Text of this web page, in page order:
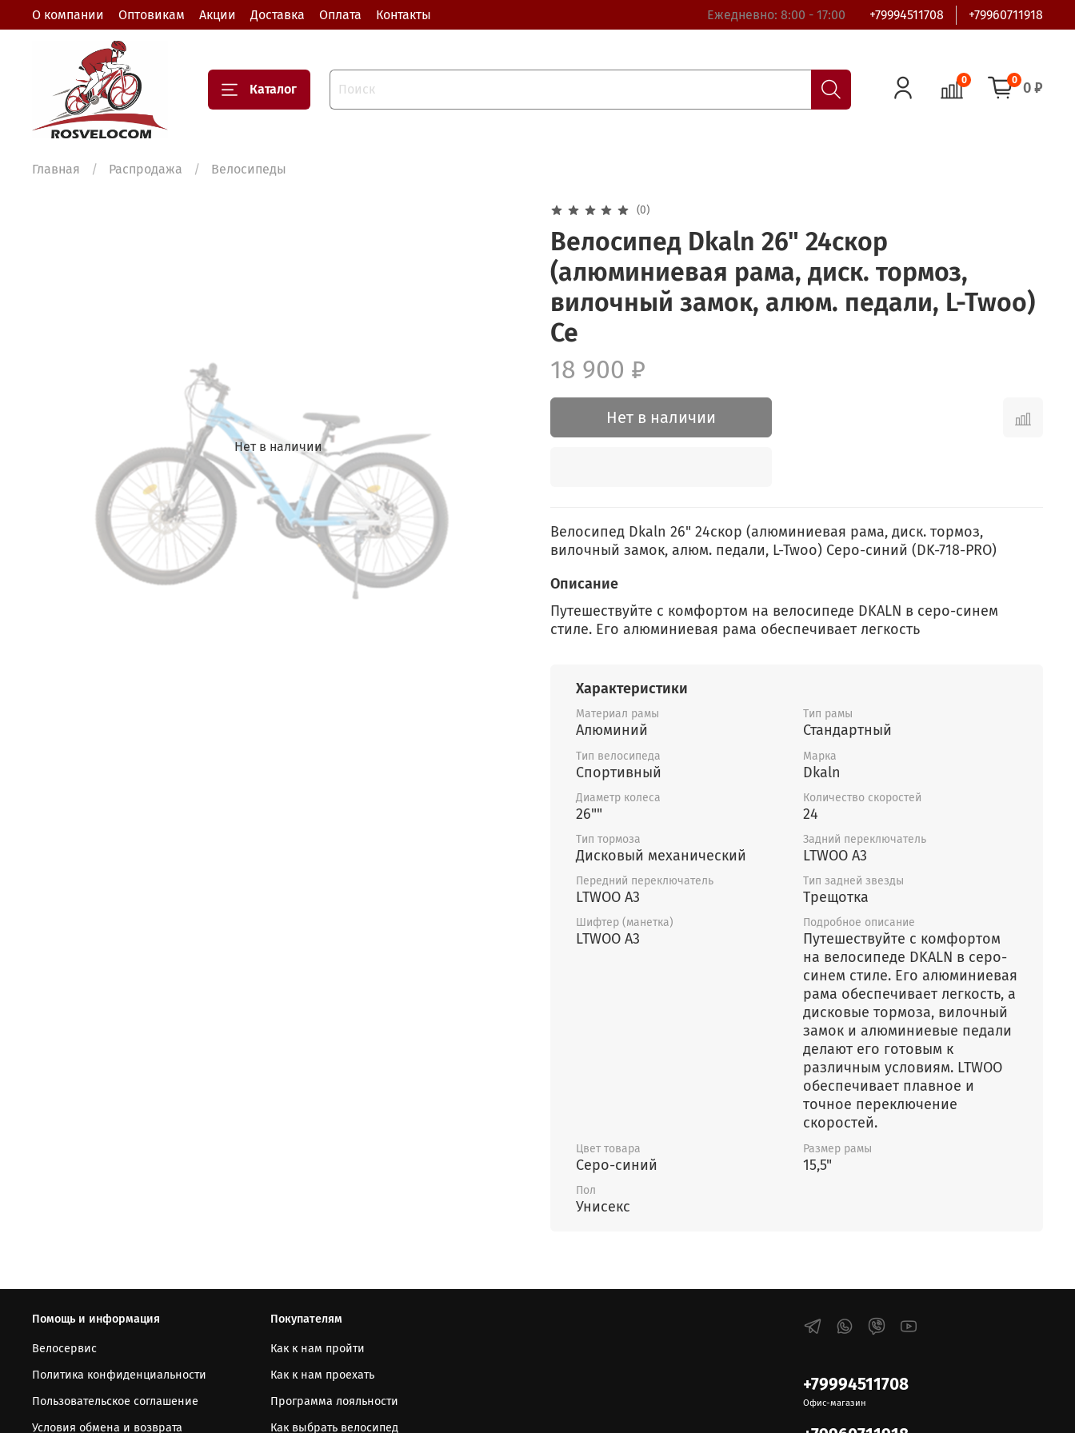
О компании Оптовикам Акции Доставка Оплата Контакты Ежедневно: 8:00 - 17:00 +79994511708 +79960711918
Каталог
0 0 0 ₽
Главная Распродажа Велосипеды
Нет в наличии
(0)
Велосипед Dkaln 26" 24скор
(алюминиевая рама, диск. тормоз,
вилочный замок, алюм. педали, L-Twoo)
Се
18 900 ₽
Нет в наличии
Велосипед Dkaln 26" 24скор (алюминиевая рама, диск. тормоз,
вилочный замок, алюм. педали, L-Twoo) Серо-синий (DK-718-PRO)
Описание
Путешествуйте с комфортом на велосипеде DKALN в серо-синем
стиле. Его алюминиевая рама обеспечивает легкость
Характеристики
Материал рамы
Алюминий
Тип рамы
Стандартный
Тип велосипеда
Спортивный
Марка
Dkaln
Диаметр колеса
26""
Количество скоростей
24
Тип тормоза
Дисковый механический
Задний переключатель
LTWOO A3
Передний переключатель
LTWOO A3
Тип задней звезды
Трещотка
Шифтер (манетка)
LTWOO A3
Подробное описание
Путешествуйте с комфортом
на велосипеде DKALN в серо-
синем стиле. Его алюминиевая
рама обеспечивает легкость, а
дисковые тормоза, вилочный
замок и алюминиевые педали
делают его готовым к
различным условиям. LTWOO
обеспечивает плавное и
точное переключение
скоростей.
Цвет товара
Серо-синий
Размер рамы
15,5"
Пол
Унисекс
Помощь и информация
Велосервис
Политика конфиденциальности
Пользовательское соглашение
Условия обмена и возврата
Покупателям
Как к нам пройти
Как к нам проехать
Программа лояльности
Как выбрать велосипед
+79994511708
Офис-магазин